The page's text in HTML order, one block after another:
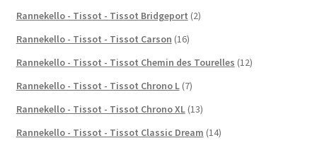
Rannekello - Tissot - Tissot Bridgeport (2)
Rannekello - Tissot - Tissot Carson (16)
Rannekello - Tissot - Tissot Chemin des Tourelles (12)
Rannekello - Tissot - Tissot Chrono L (7)
Rannekello - Tissot - Tissot Chrono XL (13)
Rannekello - Tissot - Tissot Classic Dream (14)